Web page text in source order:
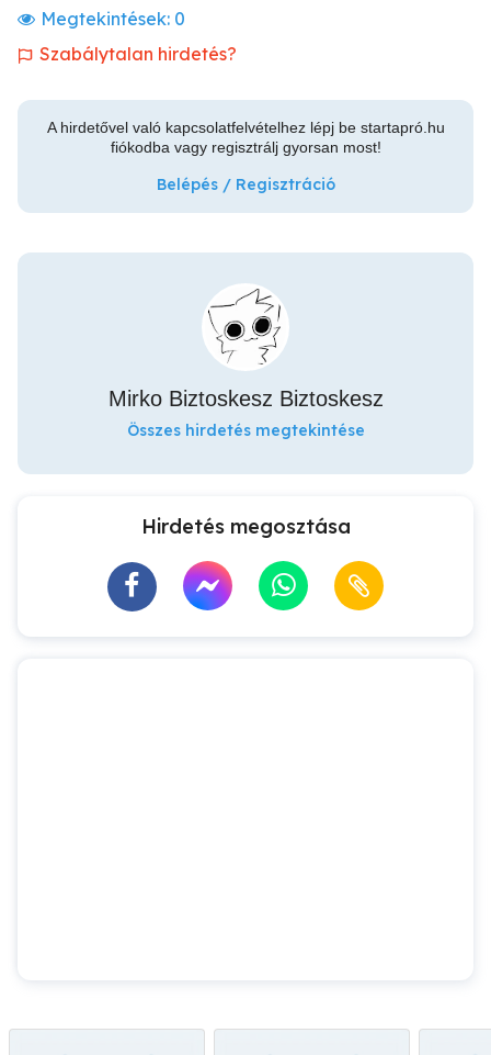
Megtekintések: 0
Szabálytalan hirdetés?
A hirdetővel való kapcsolatfelvételhez lépj be startapró.hu
fiókodba vagy regisztrálj gyorsan most!
Belépés / Regisztráció
Mirko Biztoskesz Biztoskesz
Összes hirdetés megtekintése
Hirdetés megosztása